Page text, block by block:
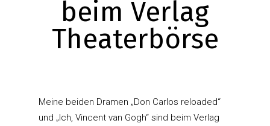
beim Verlag
Theaterbörse
Meine beiden Dramen „Don Carlos reloaded“
und „Ich, Vincent van Gogh“ sind beim Verlag